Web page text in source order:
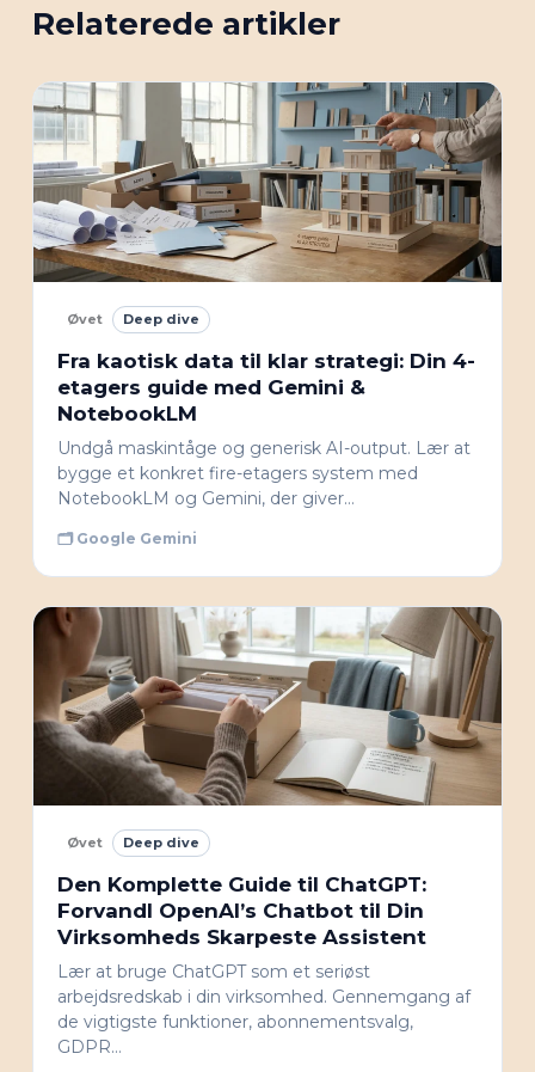
Relaterede artikler
Øvet Deep dive
Fra kaotisk data til klar strategi: Din 4-
etagers guide med Gemini &
NotebookLM
Undgå maskintåge og generisk AI-output. Lær at
bygge et konkret fire-etagers system med
NotebookLM og Gemini, der giver…
🗂 Google Gemini
Øvet Deep dive
Den Komplette Guide til ChatGPT:
Forvandl OpenAI’s Chatbot til Din
Virksomheds Skarpeste Assistent
Lær at bruge ChatGPT som et seriøst
arbejdsredskab i din virksomhed. Gennemgang af
de vigtigste funktioner, abonnementsvalg,
GDPR…